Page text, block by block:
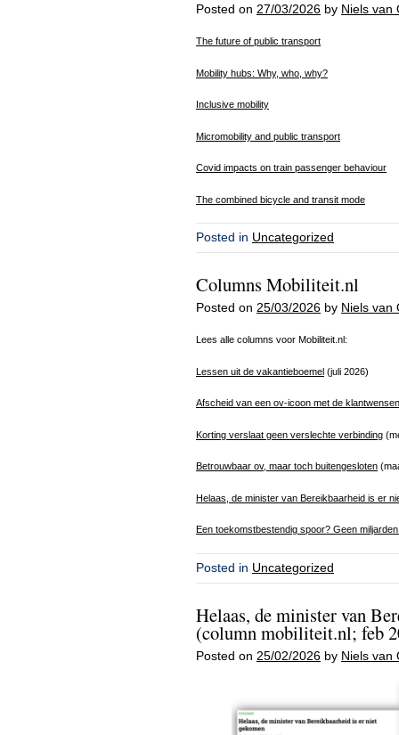
Posted on 27/03/2026 by Niels van
The future of public transport
Mobility hubs: Why, who, why?
Inclusive mobility
Micromobility and public transport
Covid impacts on train passenger behaviour
The combined bicycle and transit mode
Posted in Uncategorized
Columns Mobiliteit.nl
Posted on 25/03/2026 by Niels van
Lees alle columns voor Mobiliteit.nl:
Lessen uit de vakantieboemel (juli 2026)
Afscheid van een ov-icoon met de
Korting verslaat geen verslechte verbinding
Betrouwbaar ov, maar toch buitengesloten
Helaas, de minister van Bereikbaarheid is er
Een toekomstbestendig spoor? Geen
Posted in Uncategorized
Helaas, de minister van
(column mobiliteit.nl; feb
Posted on 25/02/2026 by Niels van